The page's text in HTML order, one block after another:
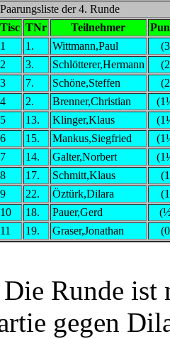
Paarungsliste der 4. Runde
Tisc TNr Teilnehmer
1
1. Wittmann,Paul
2
3. Schlötterer,Hermann
3
7. Schöne,Steffen
4
2. Brenner,Christian
5
13. Klinger,Klaus
6
15. Mankus,Siegfried
7
14. Galter,Norbert
8
17. Schmitt,Klaus
9
22. Öztürk,Dilara
10
18. Pauer,Gerd
11
19. Graser,Jonathan
Runde
gegen